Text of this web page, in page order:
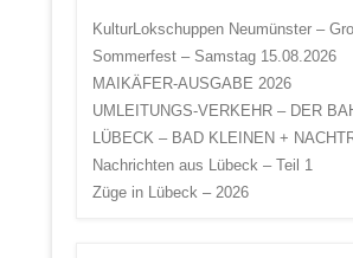
KulturLokschuppen Neumünster –
Sommerfest – Samstag 15.08.2026
MAIKÄFER-AUSGABE 2026
UMLEITUNGS-VERKEHR – DER
LÜBECK – BAD KLEINEN +
Nachrichten aus Lübeck – Teil 1
Züge in Lübeck – 2026